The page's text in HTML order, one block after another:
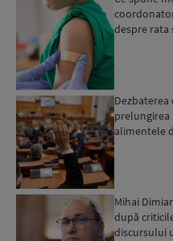
despre rata
prelungirea
alimentele
Mihai
după
discursului